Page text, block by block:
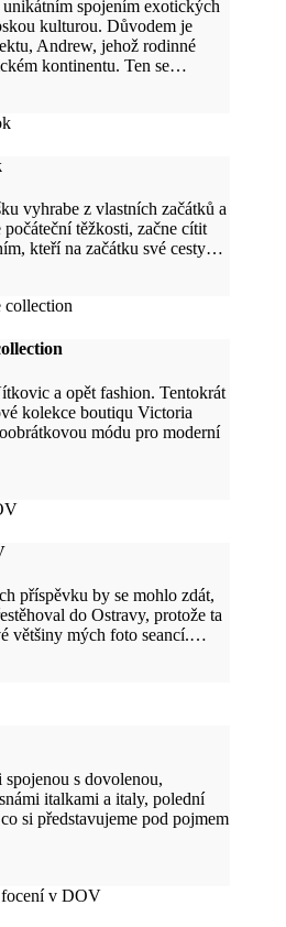
spojením exotických
kulturou. Důvodem je
Andrew, jehož rodinné
kontinentu. Ten se…
vyhrabe z vlastních začátků a
těžkosti, začne cítit
kteří na začátku své cesty…
a opět fashion. Tentokrát
kolekce boutiqu Victoria
módu pro moderní
příspěvku by se mohlo zdát,
do Ostravy, protože ta
většiny mých foto seancí.…
s dovolenou,
italkami a italy, polední
si představujeme pod pojmem